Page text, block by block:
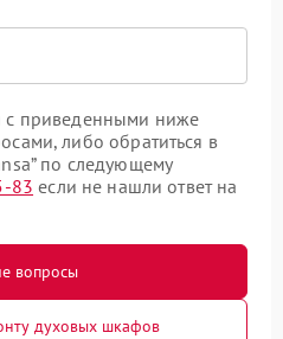
с приведенными ниже
либо обратиться в
по следующему
83 если не нашли ответ на
вопросы
духовых шкафов